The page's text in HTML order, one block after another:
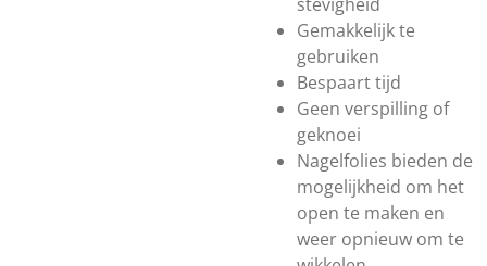
Gemakkelijk te
gebruiken
Bespaart tijd
Geen verspilling of
geknoei
Nagelfolies bieden de
mogelijkheid om het
open te maken en
weer opnieuw om te